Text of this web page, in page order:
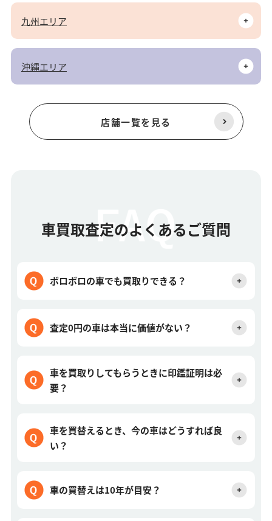
九州エリア
沖縄エリア
店舗一覧を見る
車買取査定のよくあるご質問
ボロボロの車でも買取りできる？
査定0円の車は本当に価値がない？
車を買取りしてもらうときに印鑑証明は必
要？
車を買替えるとき、今の車はどうすれば良
い？
車の買替えは10年が目安？